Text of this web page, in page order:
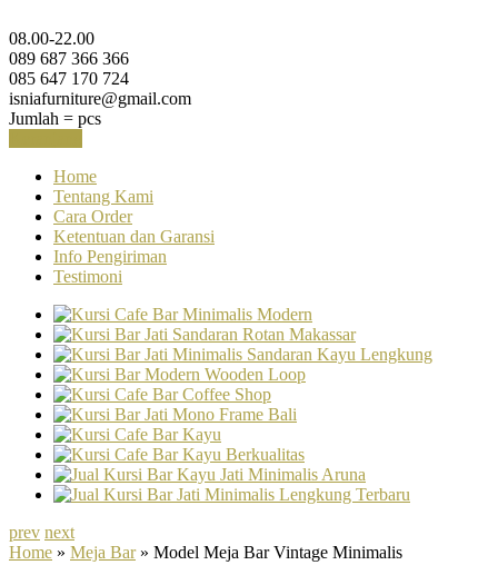
08.00-22.00
089 687 366 366
085 647 170 724
isniafurniture@gmail.com
Jumlah = pcs
Home
Tentang Kami
Cara Order
Ketentuan dan Garansi
Info Pengiriman
Testimoni
prev next
Home » Meja Bar» Model Meja Bar Vintage Minimalis